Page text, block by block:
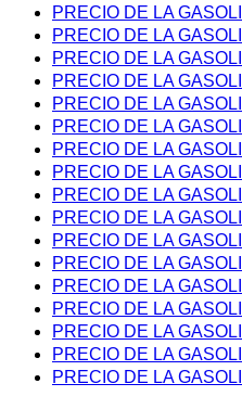
PRECIO DE LA
PRECIO DE LA
PRECIO DE LA
PRECIO DE LA
PRECIO DE LA
PRECIO DE LA
PRECIO DE LA
PRECIO DE LA
PRECIO DE LA
PRECIO DE LA
PRECIO DE LA
PRECIO DE LA
PRECIO DE LA
PRECIO DE LA
PRECIO DE LA
PRECIO DE LA
PRECIO DE LA